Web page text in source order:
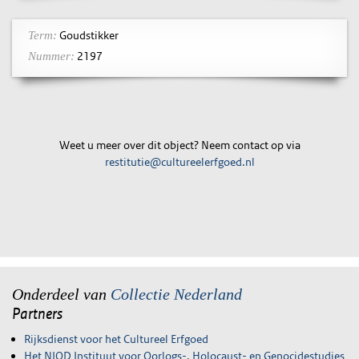
Term: Goudstikker
Nummer: 2197
Weet u meer over dit object? Neem contact op via
restitutie@cultureelerfgoed.nl
Onderdeel van Collectie Nederland
Partners
Rijksdienst voor het Cultureel Erfgoed
Het NIOD Instituut voor Oorlogs-, Holocaust- en Genocidestudies